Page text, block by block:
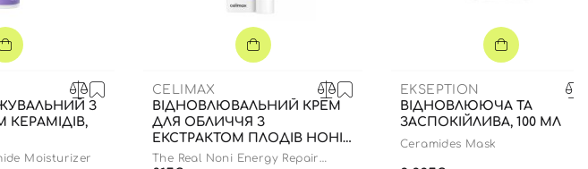
З
Moisturizer
CELIMAX
ВІДНОВЛЮВАЛЬНИЙ КРЕМ
ДЛЯ ОБЛИЧЧЯ З
ЕКСТРАКТОМ ПЛОДІВ НОНІ,
50 МЛ
The Real Noni Energy Repair
EKSEPTION
ВІДНОВЛЮЮЧА ТА
ЗАСПОКІЙЛИВА, 100 МЛ
Ceramides Mask
Реєстрація